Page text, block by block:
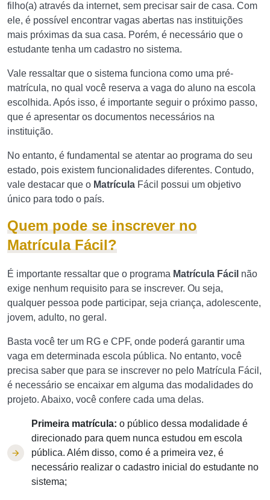
filho(a) através da internet, sem precisar sair de casa. Com
ele, é possível encontrar vagas abertas nas instituições
mais próximas da sua casa. Porém, é necessário que o
estudante tenha um cadastro no sistema.
Vale ressaltar que o sistema funciona como uma pré-
matrícula, no qual você reserva a vaga do aluno na escola
escolhida. Após isso, é importante seguir o próximo passo,
que é apresentar os documentos necessários na
instituição.
No entanto, é fundamental se atentar ao programa do seu
estado, pois existem funcionalidades diferentes. Contudo,
vale destacar que o Matrícula Fácil possui um objetivo
único para todo o país.
Quem pode se inscrever no
Matrícula Fácil?
É importante ressaltar que o programa Matrícula Fácil não
exige nenhum requisito para se inscrever. Ou seja,
qualquer pessoa pode participar, seja criança, adolescente,
jovem, adulto, no geral.
Basta você ter um RG e CPF, onde poderá garantir uma
vaga em determinada escola pública. No entanto, você
precisa saber que para se inscrever no pelo Matrícula Fácil,
é necessário se encaixar em alguma das modalidades do
projeto. Abaixo, você confere cada uma delas.
Primeira matrícula: o público dessa modalidade é
direcionado para quem nunca estudou em escola
pública. Além disso, como é a primeira vez, é
necessário realizar o cadastro inicial do estudante no
sistema;